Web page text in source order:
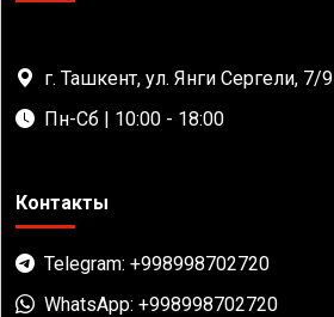
г. Ташкент, ул. Янги Сергели, 7/9
Пн-Сб | 10:00 - 18:00
Контакты
Telegram: +998998702720
WhatsApp: +998998702720